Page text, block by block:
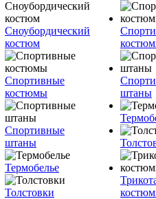
Сноубордический
костюм
Спортивные
костюмы
Спортивные
штаны
Термобелье
Толстовки
штаны